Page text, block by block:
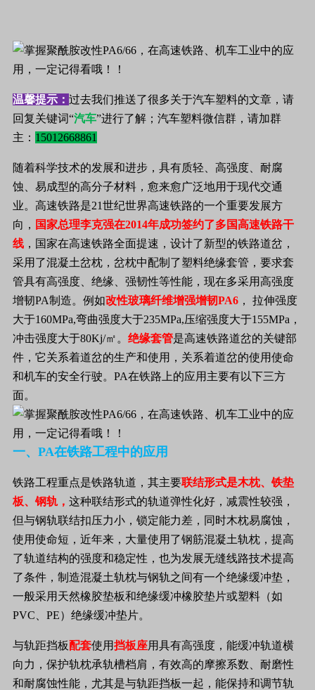
温馨提示： 过去我们推送了很多关于汽车塑料的文章，请
回复关键词“汽车”进行了解；汽车塑料微信群，请加群
主： 15012668861
随着科学技术的发展和进步，具有质轻、高强度、耐腐
蚀、易成型的高分子材料，愈来愈广泛地用于现代交通
业。高速铁路是21世纪世界高速铁路的一个重要发展方
向， 国家总理李克强在2014年成功签约了多国高速铁路干
线 ，国家在高速铁路全面提速，设计了新型的铁路道岔，
采用了混凝土岔枕，岔枕中配制了塑料绝缘套管，要求套
管具有高强度、绝缘、强韧性等性能，现在多采用高强度
增韧PA制造。例如改性玻璃纤维增强增韧PA6 ，
拉伸强度
大于160MPa,弯曲强度大于235MPa,压缩强度大于155MPa ，
冲击强度大于80Kj/㎡。 绝缘套管是高速铁路道岔的关键部
件，它关系着道岔的生产和使用，关系着道岔的使用使命
和机车的安全行驶。PA在铁路上的应用主要有以下三方
面。
一、PA在铁路工程中的应用
铁路工程重点是铁路轨道，其主要联结形式是木枕、铁垫
板、钢轨， 这种联结形式的轨道弹性化好，减震性较强，
但与钢轨联结扣压力小，锁定能力差，同时木枕易腐蚀，
使用使命短，近年来，大量使用了钢筋混凝土轨枕，提高
了轨道结构的强度和稳定性，也为发展无缝线路技术提高
了条件，制造混凝土轨枕与钢轨之间有一个绝缘缓冲垫，
一般采用天然橡胶垫板和绝缘缓冲橡胶垫片或塑料（如
PVC、PE）绝缘缓冲垫片。
与轨距挡板配套使用挡板座用具有高强度，能缓冲轨道横
向力，保护轨枕承轨槽档肩，有效高的摩擦系数、耐磨性
和耐腐蚀性能，尤其是与轨距挡板一起，能保持和调节轨